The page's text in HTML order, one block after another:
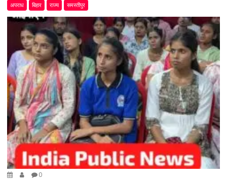
अपराध बिहार राज्य समस्तीपुर
0